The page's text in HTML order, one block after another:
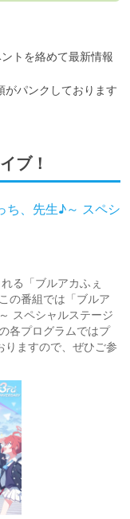
トを絡めて最新情報
がパンクしております
ブ！
ち、先生♪～ スペシ
る「ブルアカふぇ
の番組では「ブルア
スペシャルステージ
各プログラムではプ
りますので、ぜひご参